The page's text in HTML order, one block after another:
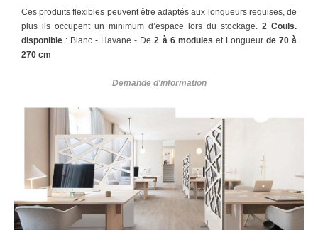
Ces produits flexibles peuvent être adaptés aux longueurs requises, de
plus ils occupent un minimum d’espace lors du stockage. 2 Couls.
disponible : Blanc - Havane - De2 à 6 modules et Longueur de 70 à
270 cm
Demande d'information